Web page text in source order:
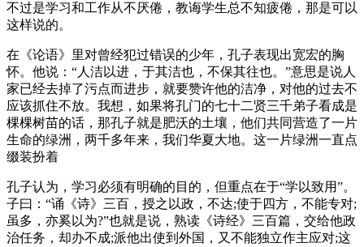
不过是学习和工作从不厌倦，教诲学生总不知疲倦，那是可以
这样说的。
在《论语》里对曾经犯过错误的少年，孔子表现出宽宏的胸
怀。他说：“人洁以进，于其洁也，不保其往也。”意思是说人
家已经去掉了污点而进步，就要赞许他的洁净，对他的过去不
应该抓住不放。我想，如果将孔门的七十二贤三千弟子看成是
棵棵树苗的话，那孔子就是肥沃的土壤，他们共同营造了一片
生命的绿洲，两千多年来，我们华夏大地。这一片绿洲一直点
缀装扮着
孔子认为，学习必须有明确的目的，但重点在于“学以致用”。
子曰：“诵《诗》三百，授之以政，不达;使于四方，不能专对;
虽多，亦奚以为?”也就是说，熟读《诗经》三百篇，交给他政
治任务，却办不成;派他出使到外国，又不能独立作主应对;这